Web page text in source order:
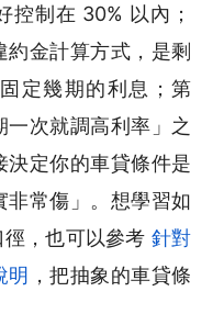
控制在 30% 以內；
金計算方式，是剩
定幾期的利息；第
次就調高利率」之
定你的車貸條件是
非常傷」。想學習如
，也可以參考 針對
明 ，把抽象的車貸條